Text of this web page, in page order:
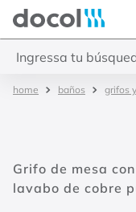
baños grifos
Grifo de mesa
lavabo de cobre
docolkaila